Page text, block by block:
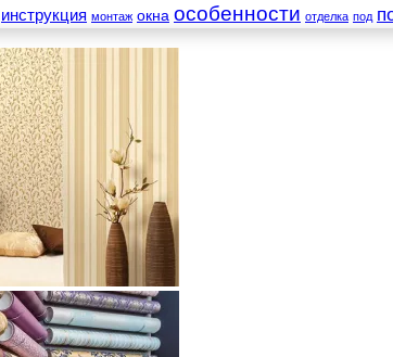
инструкция монтаж окна особенности отделка под